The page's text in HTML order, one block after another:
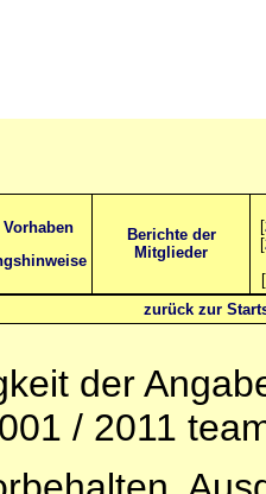
Berichte der
Mitglieder
[
[
[
zurück zur
der
/ 2011